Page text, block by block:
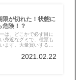
限が切れた！状態に
危険！？
は、どこかで必ず目に
身近なグミで、種類も
ます。大量買いする
2021.02.22